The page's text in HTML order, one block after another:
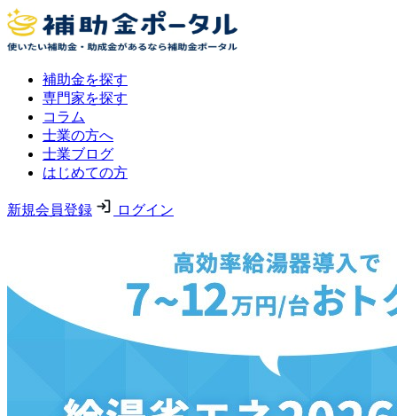
補助金を探す
専門家を探す
コラム
士業の方へ
士業ブログ
はじめての方
新規会員登録 ログイン